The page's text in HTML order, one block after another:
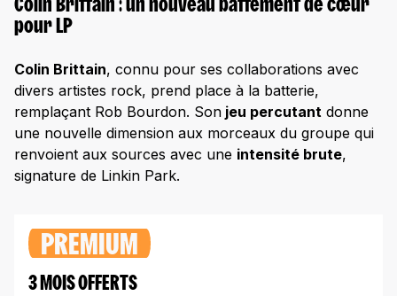
Colin Brittain : un nouveau battement de cœur
pour LP
Colin Brittain, connu pour ses collaborations avec
divers artistes rock, prend place à la batterie,
remplaçant Rob Bourdon. Son jeu percutant donne
une nouvelle dimension aux morceaux du groupe qui
renvoient aux sources avec une intensité brute,
signature de Linkin Park.
PREMIUM
3 MOIS OFFERTS